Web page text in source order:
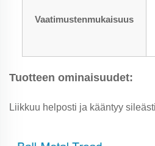
Vaatimustenmukaisuus
Tuotteen ominaisuudet:
Liikkuu helposti ja kääntyy sileästi